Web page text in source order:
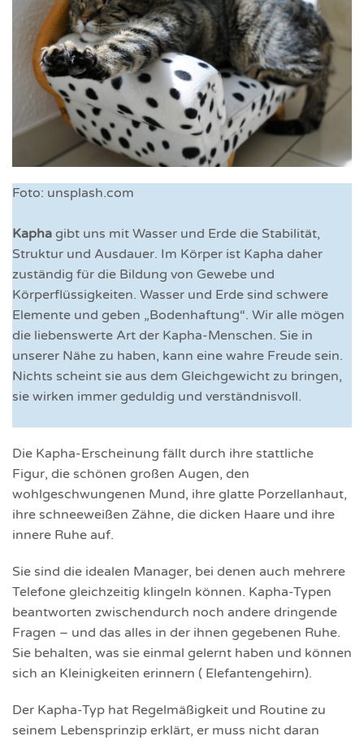
Foto: unsplash.com
Kapha gibt uns mit Wasser und Erde die Stabilität,
Struktur und Ausdauer. Im Körper ist Kapha daher
zuständig für die Bildung von Gewebe und
Körperflüssigkeiten. Wasser und Erde sind schwere
Elemente und geben „Bodenhaftung“. Wir alle mögen
die liebenswerte Art der Kapha-Menschen. Sie in
unserer Nähe zu haben, kann eine wahre Freude sein.
Nichts scheint sie aus dem Gleichgewicht zu bringen,
sie wirken immer geduldig und verständnisvoll.
Die Kapha-Erscheinung fällt durch ihre stattliche
Figur, die schönen großen Augen, den
wohlgeschwungenen Mund, ihre glatte Porzellanhaut,
ihre schneeweißen Zähne, die dicken Haare und ihre
innere Ruhe auf.
Sie sind die idealen Manager, bei denen auch mehrere
Telefone gleichzeitig klingeln können. Kapha-Typen
beantworten zwischendurch noch andere dringende
Fragen – und das alles in der ihnen gegebenen Ruhe.
Sie behalten, was sie einmal gelernt haben und können
sich an Kleinigkeiten erinnern ( Elefantengehirn).
Der Kapha-Typ hat Regelmäßigkeit und Routine zu
seinem Lebensprinzip erklärt, er muss nicht daran